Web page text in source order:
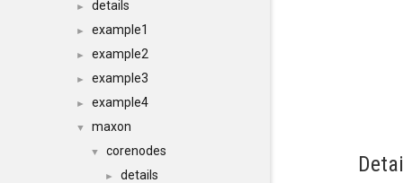
► details
► example1
► example2
► example3
► example4
▼ maxon
▼ corenodes
► details